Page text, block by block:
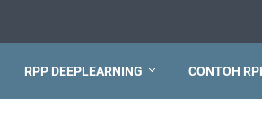
RPP DEEPLEARNING CONTOH